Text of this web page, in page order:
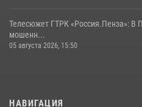
Телесюжет ГТРК «Россия.Пенза»: В
мошенн...
05 августа 2026, 15:50
НАВИГАЦИЯ